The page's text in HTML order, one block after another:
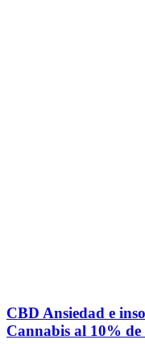
CBD Ansiedad e
Cannabis al 10% de